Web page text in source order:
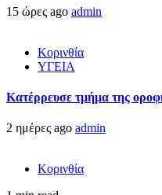
15 ώρες ago admin
Κορινθία
ΥΓΕΙΑ
Kατέρρευσε τμήμα της
2 ημέρες ago admin
Κορινθία